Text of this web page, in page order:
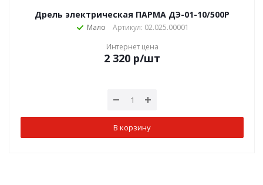
Дрель электрическая ПАРМА ДЭ-01-10/500Р
Мало
Артикул: 02.025.00001
Интернет цена
2 320 р/шт
В корзину